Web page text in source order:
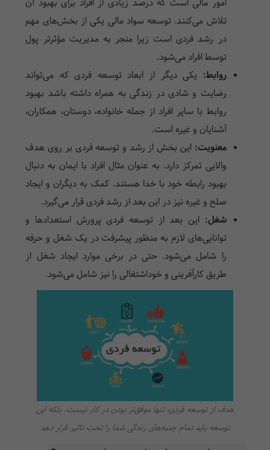
امور مالی است که درصد زیادی از افراد برای بهبود آن
تلاش می‌کنند. توسعه سواد مالی یکی از بخش‌های مهم
در رشد فردی است زیرا منجر به مدیریت مؤثرتر پول
توسط افراد می‌شود.
روابط: یکی دیگر از ابعاد توسعه فردی که می‌تواند
رضایت و شادی در زندگی به همراه داشته باشد بهبود
روابط با سایر افراد از جمله خانواده، دوستان، همکاران،
آشنایان و غیره است.
معنویت: این بخش از رشد و توسعه فردی بر روی هدف
والایی تمرکز دارد. به عنوان مثال افراد با ایمان به دنبال
بهبود رابطه خود با خدا هستند. کمک به دیگران و ایجاد
صلح و غیره نیز در این بعد از رشد فردی قرار می‌گیرد.
شغل:‌ این بعد از توسعه فردی پرورش استعدادها و
توانایی‌های لازم به منظور پیشرفت در یک شغل و حرفه
را شامل می‌شود. حتی در برخی موارد ایجاد شغل از
طریق کارآفرینی و خوداشتغالی را نیز شامل می‌شود.
هدف از توسعه فردی، تنها موفق‌تر بودن در کار نیست. بلکه این
توسعه باید تمام جنبه‌های زندگی شما را تحت تاثیر قرار دهد